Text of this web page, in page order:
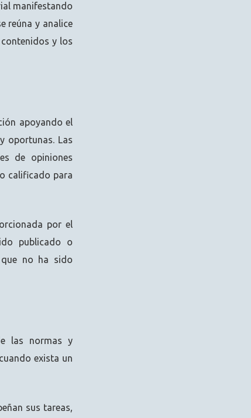
manifestando
reúna y analice
y los
apoyando el
oportunas. Las
de opiniones
calificado para
por el
publicado o
que no ha sido
las normas y
exista un
sus tareas,